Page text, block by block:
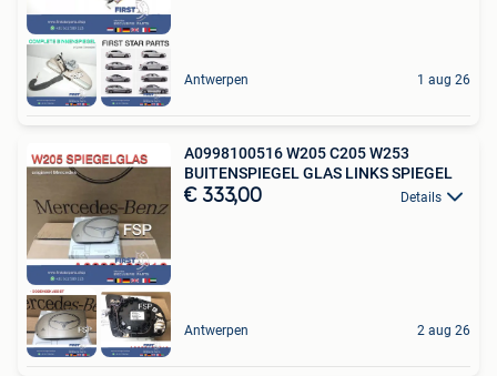
Antwerpen 1 aug 26
A0998100516 W205 C205 W253
BUITENSPIEGEL GLAS LINKS SPIEGEL
€ 333,00 Details
Antwerpen 2 aug 26